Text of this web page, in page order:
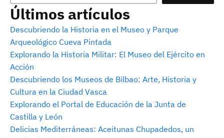
Últimos artículos
Descubriendo la Historia en el Museo y Parque
Arqueológico Cueva Pintada
Explorando la Historia Militar: El Museo del Ejército en
Acción
Descubriendo los Museos de Bilbao: Arte, Historia y
Cultura en la Ciudad Vasca
Explorando el Portal de Educación de la Junta de
Castilla y León
Delicias Mediterráneas: Aceitunas Chupadedos, un